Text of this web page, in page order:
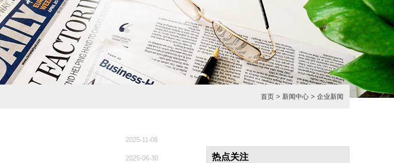
首页 > 新闻中心 >企业新闻
2025-11-08
2025-06-30 热点关注